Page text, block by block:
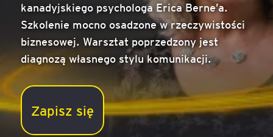
kanadyjskiego psychologa Erica Berne’a.
Szkolenie mocno osadzone w rzeczywistości
biznesowej. Warsztat poprzedzony jest
diagnozą własnego stylu komunikacji.
Zapisz się
Style komunikacji w organizacji: Jak budować relacje
i skuteczność dzięki analizie transakcyjnej